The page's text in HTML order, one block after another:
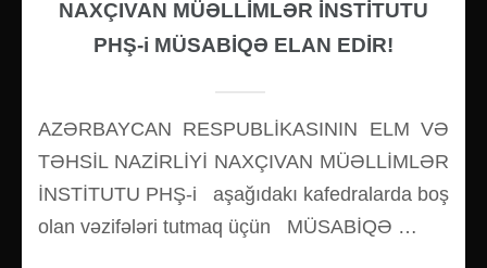
NAXÇIVAN MÜƏLLİMLƏR İNSTİTUTU
PHŞ-i MÜSABİQƏ ELAN EDİR!
AZƏRBAYCAN RESPUBLİKASININ ELM VƏ
TƏHSİL NAZİRLİYİ NAXÇIVAN MÜƏLLİMLƏR
İNSTİTUTU PHŞ-i aşağıdakı kafedralarda boş
olan vəzifələri tutmaq üçün MÜSABİQƏ …